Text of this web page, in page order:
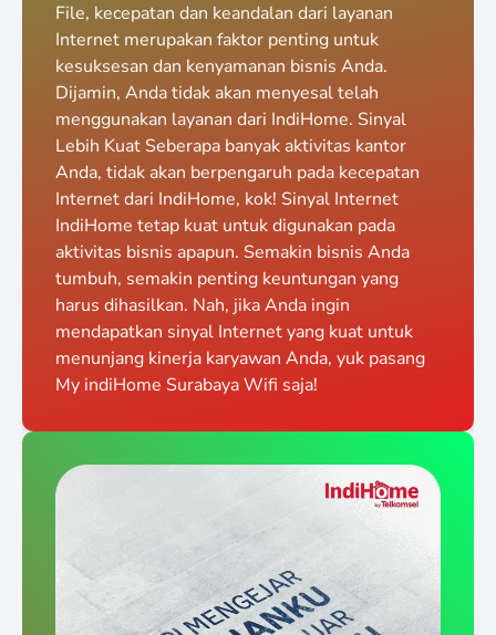
File, kecepatan dan keandalan dari layanan
Internet merupakan faktor penting untuk
kesuksesan dan kenyamanan bisnis Anda.
Dijamin, Anda tidak akan menyesal telah
menggunakan layanan dari IndiHome. Sinyal
Lebih Kuat Seberapa banyak aktivitas kantor
Anda, tidak akan berpengaruh pada kecepatan
Internet dari IndiHome, kok! Sinyal Internet
IndiHome tetap kuat untuk digunakan pada
aktivitas bisnis apapun. Semakin bisnis Anda
tumbuh, semakin penting keuntungan yang
harus dihasilkan. Nah, jika Anda ingin
mendapatkan sinyal Internet yang kuat untuk
menunjang kinerja karyawan Anda, yuk pasang
My indiHome Surabaya Wifi saja!